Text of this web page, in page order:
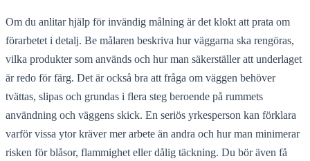
Om du anlitar hjälp för invändig målning är det klokt att prata om
förarbetet i detalj. Be målaren beskriva hur väggarna ska rengöras,
vilka produkter som används och hur man säkerställer att underlaget
är redo för färg. Det är också bra att fråga om väggen behöver
tvättas, slipas och grundas i flera steg beroende på rummets
användning och väggens skick. En seriös yrkesperson kan förklara
varför vissa ytor kräver mer arbete än andra och hur man minimerar
risken för blåsor, flammighet eller dålig täckning. Du bör även få